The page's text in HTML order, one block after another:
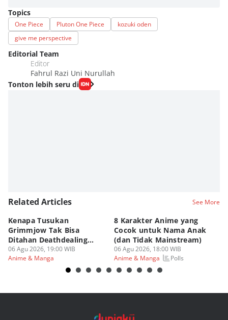
Topics
One Piece Pluton One Piece
kozuki oden
give me perspective
Editorial Team
Editor
Fahrul Razi Uni Nurullah
Tonton lebih seru di
Related Articles See More
Kenapa Tusukan
Grimmjow Tak Bisa
Ditahan Deathdealing
Askin Bleach?
06 Agu 2026, 19:00 WIB
Anime & Manga
8 Karakter Anime yang
Cocok untuk Nama Anak
(dan Tidak Mainstream)
06 Agu 2026, 18:00 WIB
Anime & Manga
Polls